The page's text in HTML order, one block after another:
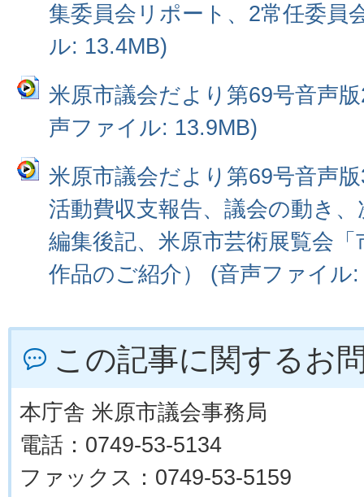
集委員会リポート、2常任委員
ル: 13.4MB)
米原市議会だより第69号音声
声ファイル: 13.9MB)
米原市議会だより第69号音声
活動費収支報告、議会の動き
編集後記、米原市芸術展覧会
作品のご紹介） (音声ファイル
この記事に関するお
本庁舎 米原市議会事務局
電話：0749-53-5134
ファックス：0749-53-5159